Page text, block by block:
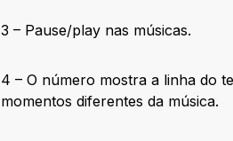
3 – Pause/play nas músicas.
4 – O número mostra a linha do
momentos diferentes da música.